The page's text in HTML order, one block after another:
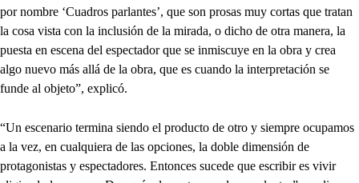
por nombre ‘Cuadros parlantes’, que son prosas muy cortas que tratan
la cosa vista con la inclusión de la mirada, o dicho de otra manera, la
puesta en escena del espectador que se inmiscuye en la obra y crea
algo nuevo más allá de la obra, que es cuando la interpretación se
funde al objeto”, explicó.
“Un escenario termina siendo el producto de otro y siempre ocupamos
a la vez, en cualquiera de las opciones, la doble dimensión de
protagonistas y espectadores. Entonces sucede que escribir es vivir